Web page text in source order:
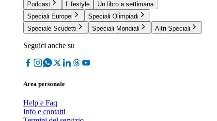
Podcast
Lifestyle
Un libro a settimana
Speciali Europei
Speciali Olimpiadi
Speciale Scudetti
Speciali Mondiali Altri Speciali
Seguici anche su
Area personale
Help e Faq
Info e contatti